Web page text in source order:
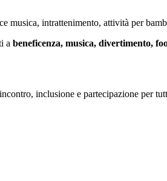
musica, intrattenimento, attività per
a beneficenza, musica, divertimento,
inclusione e partecipazione per